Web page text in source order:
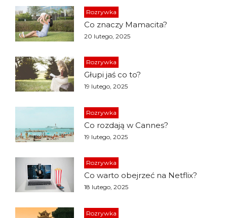
Rozrywka
Co znaczy Mamacita?
20 lutego, 2025
Rozrywka
Głupi jaś co to?
19 lutego, 2025
Rozrywka
Co rozdają w Cannes?
19 lutego, 2025
Rozrywka
Co warto obejrzeć na Netflix?
18 lutego, 2025
Rozrywka